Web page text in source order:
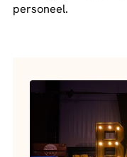
personeel.